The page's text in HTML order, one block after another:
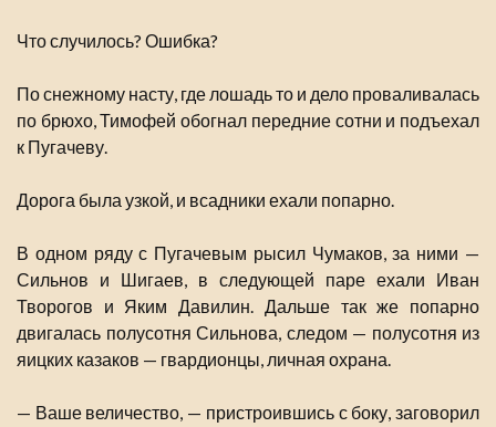
Что случилось? Ошибка?
По снежному насту, где лошадь то и дело проваливалась
по брюхо, Тимофей обогнал передние сотни и подъехал
к Пугачеву.
Дорога была узкой, и всадники ехали попарно.
В одном ряду с Пугачевым рысил Чумаков, за ними —
Сильнов и Шигаев, в следующей паре ехали Иван
Творогов и Яким Давилин. Дальше так же попарно
двигалась полусотня Сильнова, следом — полусотня из
яицких казаков — гвардионцы, личная охрана.
— Ваше величество, — пристроившись с боку, заговорил